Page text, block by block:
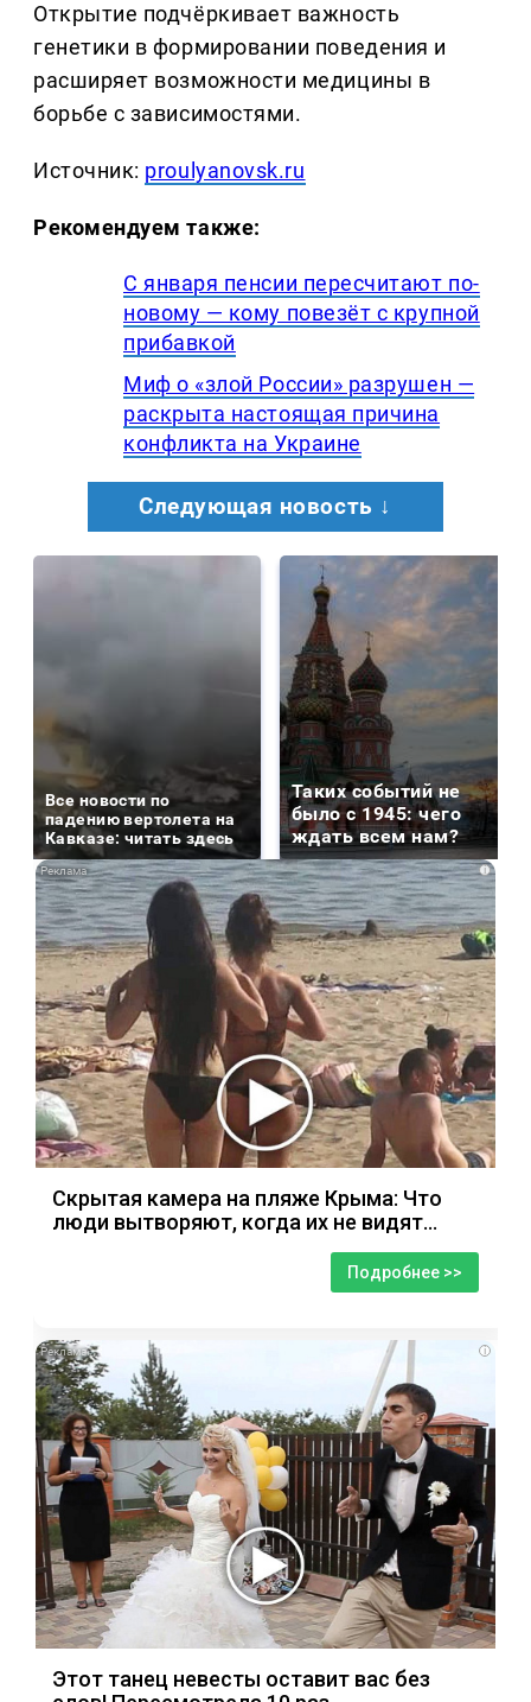
Открытие подчёркивает важность
генетики в формировании поведения и
расширяет возможности медицины в
борьбе с зависимостями.
Источник: proulyanovsk.ru
Рекомендуем также:
С января пенсии пересчитают по-
новому — кому повезёт с крупной
прибавкой
Миф о «злой России» разрушен —
раскрыта настоящая причина
конфликта на Украине
Следующая новость ↓
Все новости по
падению вертолета на
Кавказе: читать здесь
Таких событий не
было с 1945: чего
ждать всем нам?
i
Скрытая камера на пляже Крыма: Что
люди вытворяют, когда их не видят...
Подробнее >>
i
Этот танец невесты оставит вас без